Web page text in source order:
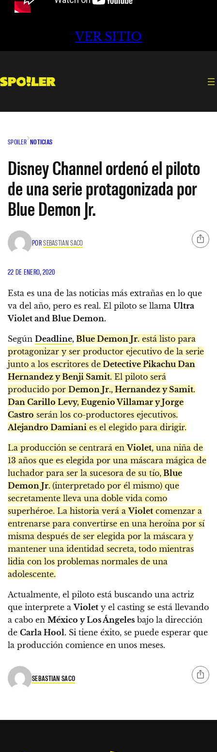
VER SITIO
SPOILER NOTICIAS
Disney Channel ordenó el piloto
de una serie protagonizada por
Blue Demon Jr.
PORSEBASTIAN SACO
22 DE ENERO, 2020
Esta es una de las noticias más extrañas en lo que
va del año, pero es real. El piloto se llama Ultra
Violet and Blue Demon.
Según Deadline, Blue Demon Jr. está listo para
protagonizar y ser productor ejecutivo de la serie
junto a los escritores de Detective Pikachu Dan
Hernandez y Benji Samit. El piloto será
producido por Demon Jr., Hernandez y Samit.
Dan Carillo Levy, Eugenio Villamar y Jorge
Castro serán los co-productores ejecutivos.
Alejandro Damiani es el elegido para dirigir.
La producción se centrará enViolet, una niña de
13 años que es elegida por una máscara mágica de
luchador para ser la sucesora de su tío, Blue
Demon Jr. (interpretado por él mismo) que
secretamente lleva una doble vida como
superhéroe. La historia verá aViolet comenzar a
entrenarse para convertirse en una heroína por sí
misma después de ser elegida por la máscara y
mantener una identidad secreta, todo mientras
lidia con los problemas normales de una
adolescente.
Actualmente, el piloto está buscando una actriz
que interprete aViolet y el casting se está llevando
a cabo en México y Los Ángeles bajo la dirección
de Carla Hool. Si tiene éxito, se puede esperar que
la producción comience en unos meses.
SEBASTIAN SACO